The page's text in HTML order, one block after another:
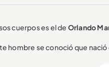
cuerpos es el de Orlando
hombre se conoció que